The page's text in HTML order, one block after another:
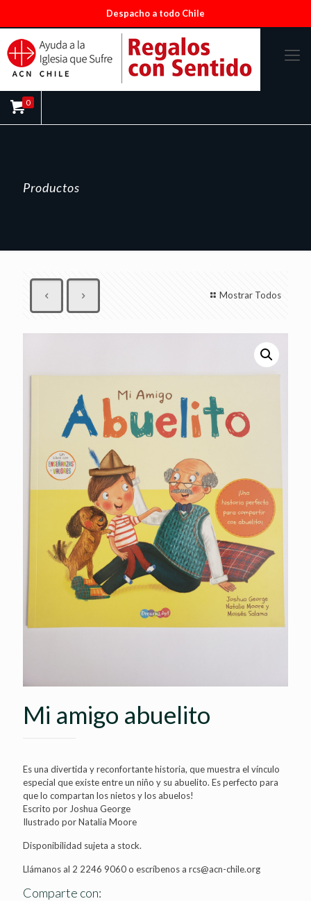
Despacho a todo Chile
0
Productos
Mostrar Todos
Mi amigo abuelito
Es una divertida y reconfortante historia, que muestra el vínculo
especial que existe entre un niño y su abuelito. Es perfecto para
que lo compartan los nietos y los abuelos!
Escrito por Joshua George
Ilustrado por Natalia Moore
Disponibilidad sujeta a stock.
Llámanos al 2 2246 9060 o escríbenos a rcs@acn-chile.org
Comparte con: